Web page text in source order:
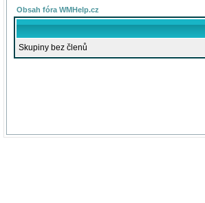
Obsah fóra WMHelp.cz
Skupiny bez členů